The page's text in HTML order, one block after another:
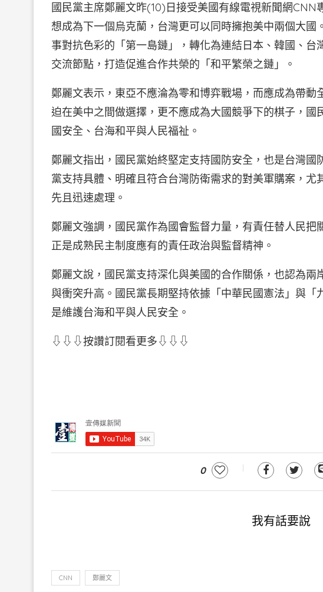
國民黨主席鄭麗文昨(10)日接受美國有線電視新聞網
想成為下一個烏克蘭，台灣更可以同時擁抱美中兩個大
事對抗色彩的「第一島鏈」，轉化為連結日本、韓國、
交流節點，打造促進合作共榮的「和平繁榮之鏈」。
鄭麗文表示，東亞不應淪為零和博弈戰場，而應成為帶
迫在美中之間做選擇，更不應成為大國競爭下的棋子，
國安全、台海和平與人民福祉。
鄭麗文指出，國民黨始終堅定支持國防安全，也是台灣
黨支持具體、明確且符合台灣防衛需求的對美軍購案，
先且迅速處理。
鄭麗文強調，國民黨作為國會監督力量，有責任替人民
正是成熟民主制度應有的責任政治與監督精神。
鄭麗文說，國民黨支持深化與美國的合作關係，也認為兩
與衝突升高。國民黨長期堅持依據「中華民國憲法」與
是維護台海和平與人民安全。
⇩⇩⇩按讚訂閱看更多⇩⇩⇩
0
我有話要說
CNN 鄭麗文